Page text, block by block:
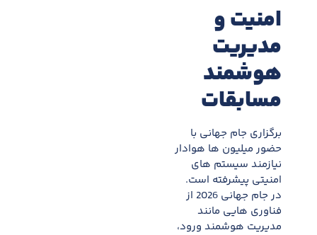
امنیت و
مدیریت
هوشمند
مسابقات
برگزاری جام جهانی با
حضور میلیون ها هوادار
نیازمند سیستم های
امنیتی پیشرفته است.
در جام جهانی 2026 از
فناوری هایی مانند
مدیریت هوشمند ورود،